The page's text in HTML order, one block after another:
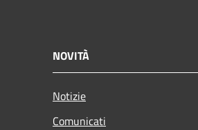
NOVITÀ
Notizie
Comunicati